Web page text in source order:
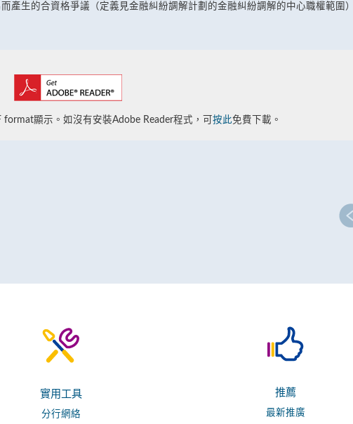
產生的合資格爭議（定義見金融糾紛調解計劃的金融糾紛調解的中心職權範圍
顯示。如沒有安裝Adobe Reader程式，可 按此免費下載。
實用工具
分行網絡
推薦
最新推廣